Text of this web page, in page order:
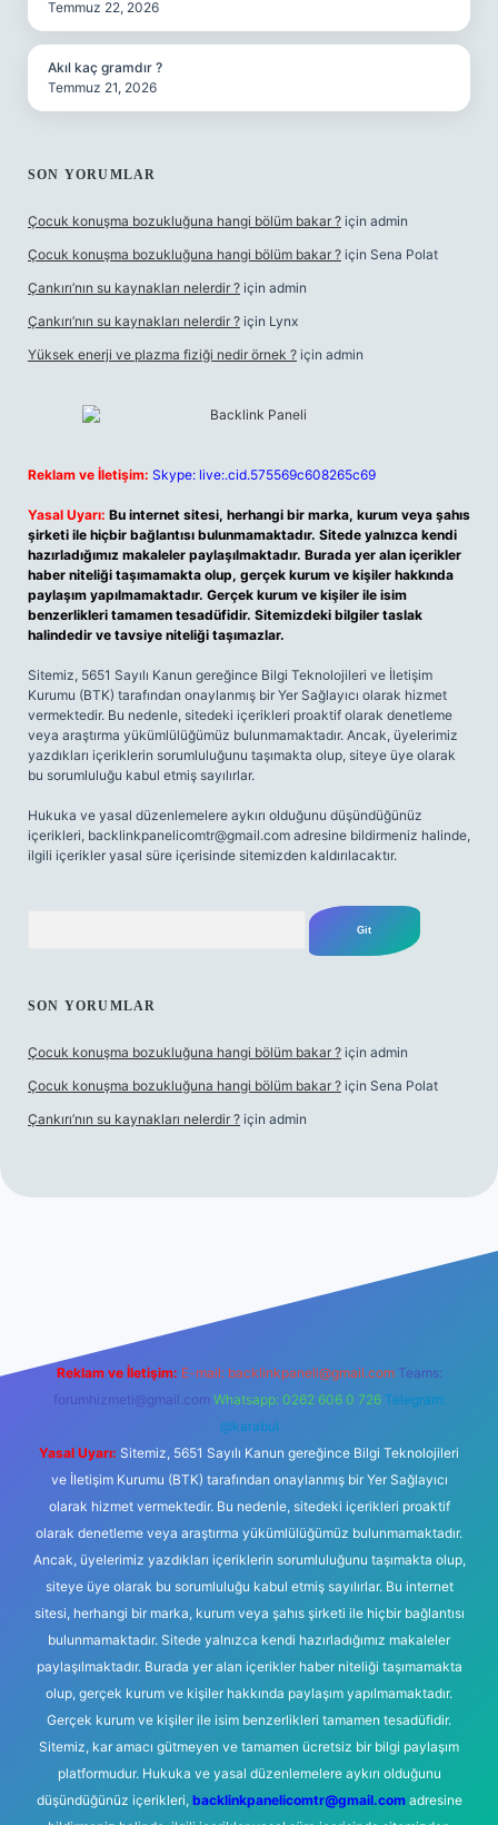
Temmuz 22, 2026
Akıl kaç gramdır ?
Temmuz 21, 2026
SON YORUMLAR
Çocuk konuşma bozukluğuna hangi bölüm bakar ? için admin
Çocuk konuşma bozukluğuna hangi bölüm bakar ? için Sena Polat
Çankırı’nın su kaynakları nelerdir ? için admin
Çankırı’nın su kaynakları nelerdir ? için Lynx
Yüksek enerji ve plazma fiziği nedir örnek ? için admin
Reklam ve İletişim: Skype: live:.cid.575569c608265c69
Yasal Uyarı: Bu internet sitesi, herhangi bir marka, kurum veya şahıs
şirketi ile hiçbir bağlantısı bulunmamaktadır. Sitede yalnızca kendi
hazırladığımız makaleler paylaşılmaktadır. Burada yer alan içerikler
haber niteliği taşımamakta olup, gerçek kurum ve kişiler hakkında
paylaşım yapılmamaktadır. Gerçek kurum ve kişiler ile isim
benzerlikleri tamamen tesadüfidir. Sitemizdeki bilgiler taslak
halindedir ve tavsiye niteliği taşımazlar.
Sitemiz, 5651 Sayılı Kanun gereğince Bilgi Teknolojileri ve İletişim
Kurumu (BTK) tarafından onaylanmış bir Yer Sağlayıcı olarak hizmet
vermektedir. Bu nedenle, sitedeki içerikleri proaktif olarak denetleme
veya araştırma yükümlülüğümüz bulunmamaktadır. Ancak, üyelerimiz
yazdıkları içeriklerin sorumluluğunu taşımakta olup, siteye üye olarak
bu sorumluluğu kabul etmiş sayılırlar.
Hukuka ve yasal düzenlemelere aykırı olduğunu düşündüğünüz
içerikleri, backlinkpanelicomtr@gmail.com adresine bildirmeniz halinde,
ilgili içerikler yasal süre içerisinde sitemizden kaldırılacaktır.
SON YORUMLAR
Çocuk konuşma bozukluğuna hangi bölüm bakar ? için admin
Çocuk konuşma bozukluğuna hangi bölüm bakar ? için Sena Polat
Çankırı’nın su kaynakları nelerdir ? için admin
Reklam ve İletişim: E-mail: backlinkpaneli@gmail.com Teams:
forumhizmeti@gmail.com Whatsapp: 0262 606 0 726 Telegram:
@karabul
Yasal Uyarı: Sitemiz, 5651 Sayılı Kanun gereğince Bilgi Teknolojileri
ve İletişim Kurumu (BTK) tarafından onaylanmış bir Yer Sağlayıcı
olarak hizmet vermektedir. Bu nedenle, sitedeki içerikleri proaktif
olarak denetleme veya araştırma yükümlülüğümüz bulunmamaktadır.
Ancak, üyelerimiz yazdıkları içeriklerin sorumluluğunu taşımakta olup,
siteye üye olarak bu sorumluluğu kabul etmiş sayılırlar. Bu internet
sitesi, herhangi bir marka, kurum veya şahıs şirketi ile hiçbir bağlantısı
bulunmamaktadır. Sitede yalnızca kendi hazırladığımız makaleler
paylaşılmaktadır. Burada yer alan içerikler haber niteliği taşımamakta
olup, gerçek kurum ve kişiler hakkında paylaşım yapılmamaktadır.
Gerçek kurum ve kişiler ile isim benzerlikleri tamamen tesadüfidir.
Sitemiz, kar amacı gütmeyen ve tamamen ücretsiz bir bilgi paylaşım
platformudur. Hukuka ve yasal düzenlemelere aykırı olduğunu
düşündüğünüz içerikleri, backlinkpanelicomtr@gmail.comadresine